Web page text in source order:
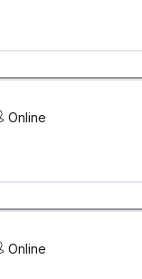
Online
Online